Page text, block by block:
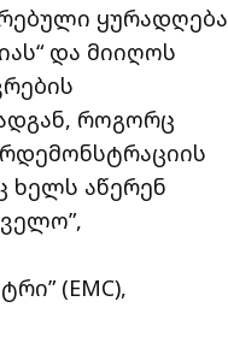
ყურადღება
და მიიღოს
როგორც
ხელს აწერენ
(EMC),